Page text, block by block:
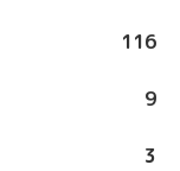
116
9
3